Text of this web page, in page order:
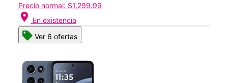
Precio normal: $1,299.99
location_on En existencia
Ver 6 ofertas